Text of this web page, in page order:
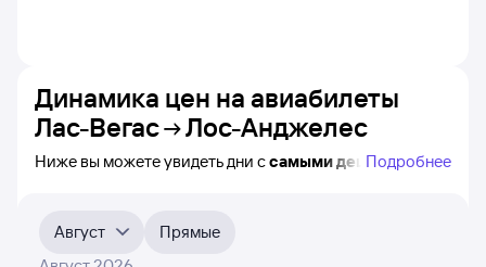
Динамика цен на авиабилеты
Лас-Вегас
Лос-Анджелес
Ниже вы можете увидеть дни ссамыми дешёвыми
месяцы. Выберите дату, перейдите по клику к поиску
билетов на самолёт и просмотру
Подробнее
Август
Прямые